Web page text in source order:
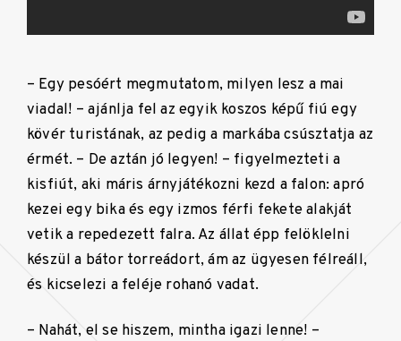
– Egy pesóért megmutatom, milyen lesz a mai
viadal! – ajánlja fel az egyik koszos képű fiú egy
kövér turistának, az pedig a markába csúsztatja az
érmét. – De aztán jó legyen! – figyelmezteti a
kisfiút, aki máris árnyjátékozni kezd a falon: apró
kezei egy bika és egy izmos férfi fekete alakját
vetik a repedezett falra. Az állat épp felöklelni
készül a bátor torreádort, ám az ügyesen félreáll,
és kicselezi a feléje rohanó vadat.
– Nahát, el se hiszem, mintha igazi lenne! –